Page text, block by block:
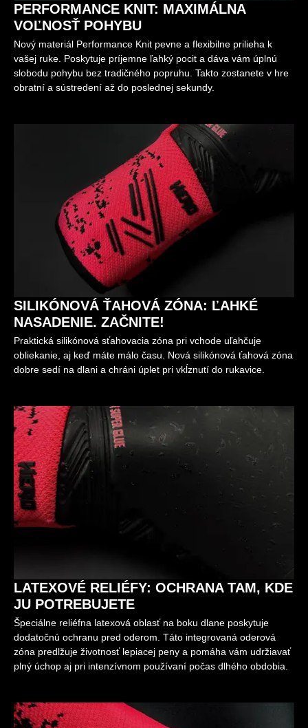
PERFORMANCE KNIT: MAXIMÁLNA
VOĽNOSŤ POHYBU
Nový materiál Performance Knit pevne a flexibilne prilieha k
vašej ruke. Poskytuje príjemne ľahký pocit a dáva vám úplnú
slobodu pohybu bez tradičného popruhu. Takto zostanete v hre
obratní a sústredení až do poslednej sekundy.
SILIKÓNOVÁ ŤAHOVÁ ZÓNA: ĽAHKÉ
NASADENIE. ZAČNITE!
Praktická silikónová sťahovacia zóna pri vchode uľahčuje
obliekanie, aj keď máte málo času. Nová silikónová ťahová zóna
dobre sedí na dlani a chráni úplet pri vkĺznutí do rukavice.
LATEXOVÉ RELIÉFY: OCHRANA TAM, KDE
JU POTREBUJETE
Špeciálne reliéfna latexová oblasť na boku dlane poskytuje
dodatočnú ochranu pred oderom. Táto integrovaná oderová
zóna predlžuje životnosť lepiacej peny a pomáha vám udržiavať
plný úchop aj pri intenzívnom používaní počas dlhého obdobia.